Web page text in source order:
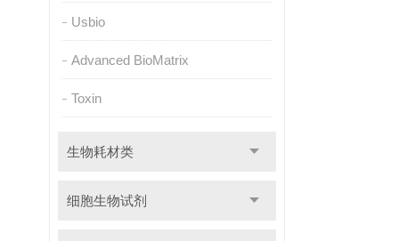
Usbio
Advanced BioMatrix
Toxin
生物耗材类
细胞生物试剂